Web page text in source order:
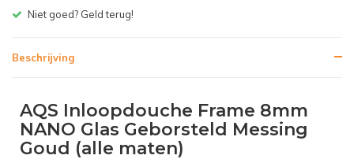
Gratis bezorgen v.a. € 150,- (NL)
Beschrijving
AQS Inloopdouche Frame 8mm
NANO Glas Geborsteld Messing
Goud (alle maten)